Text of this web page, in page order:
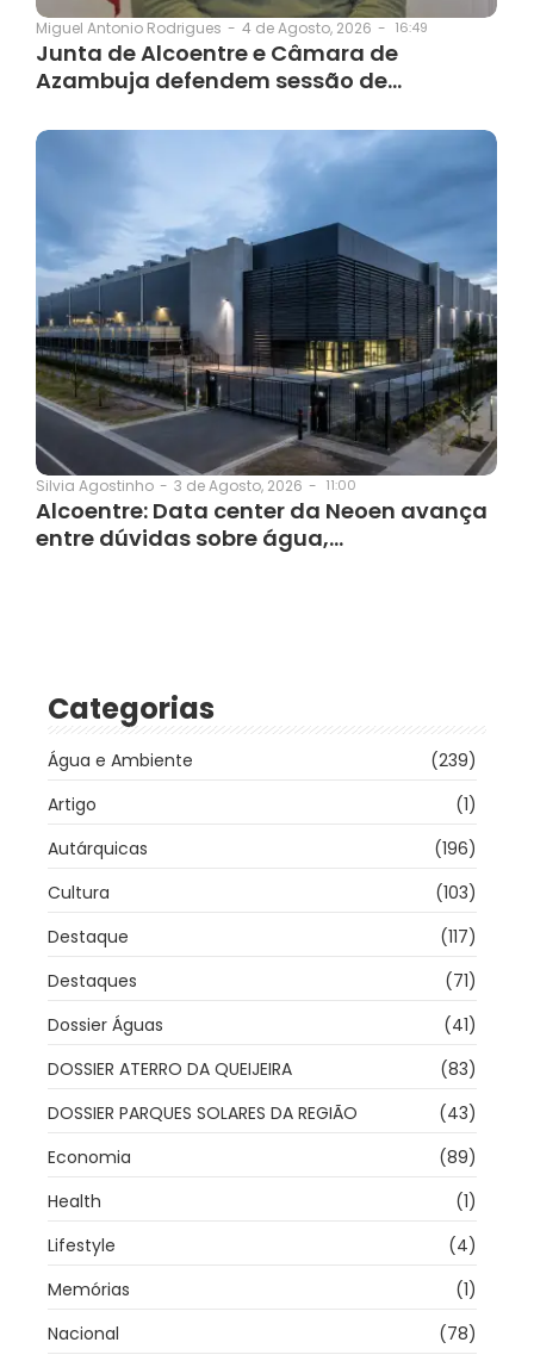
Miguel Antonio Rodrigues - 4 de Agosto, 2026 - 16:49
Junta de Alcoentre e Câmara de
Azambuja defendem sessão de…
Silvia Agostinho - 3 de Agosto, 2026 - 11:00
Alcoentre: Data center da Neoen avança
entre dúvidas sobre água,…
Categorias
Água e Ambiente
(239)
Artigo
(1)
Autárquicas
(196)
Cultura
(103)
Destaque
(117)
Destaques
(71)
Dossier Águas
(41)
DOSSIER ATERRO DA QUEIJEIRA
(83)
DOSSIER PARQUES SOLARES DA REGIÃO
(43)
Economia
(89)
Health
(1)
Lifestyle
(4)
Memórias
(1)
Nacional
(78)